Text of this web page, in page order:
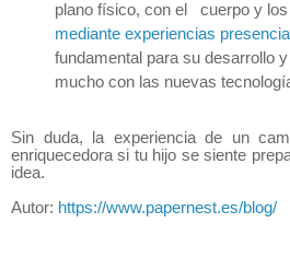
plano físico, con el cuerpo y los
mediante experiencias
fundamental para su desarrollo
mucho con las nuevas
Sin duda, la experiencia de un
enriquecedora si tu hijo se siente
idea.
Autor: https://www.papernest.es/blog/